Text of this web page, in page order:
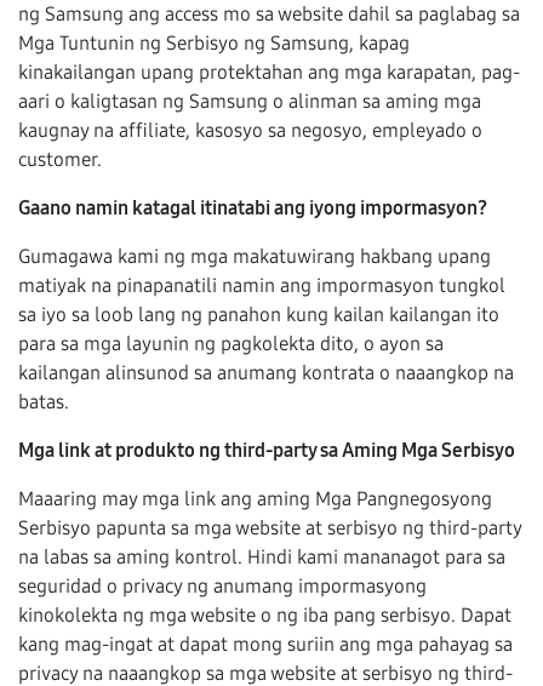
ng Samsung ang access mo sa website dahil sa paglabag sa
Mga Tuntunin ng Serbisyo ng Samsung, kapag
kinakailangan upang protektahan ang mga karapatan, pag-
aari o kaligtasan ng Samsung o alinman sa aming mga
kaugnay na affiliate, kasosyo sa negosyo, empleyado o
customer.
Gaano namin katagal itinatabi ang iyong impormasyon?
Gumagawa kami ng mga makatuwirang hakbang upang
matiyak na pinapanatili namin ang impormasyon tungkol
sa iyo sa loob lang ng panahon kung kailan kailangan ito
para sa mga layunin ng pagkolekta dito, o ayon sa
kailangan alinsunod sa anumang kontrata o naaangkop na
batas.
Mga link at produkto ng third-party sa Aming Mga Serbisyo
Maaaring may mga link ang aming Mga Pangnegosyong
Serbisyo papunta sa mga website at serbisyo ng third-party
na labas sa aming kontrol. Hindi kami mananagot para sa
seguridad o privacy ng anumang impormasyong
kinokolekta ng mga website o ng iba pang serbisyo. Dapat
kang mag-ingat at dapat mong suriin ang mga pahayag sa
privacy na naaangkop sa mga website at serbisyo ng third-